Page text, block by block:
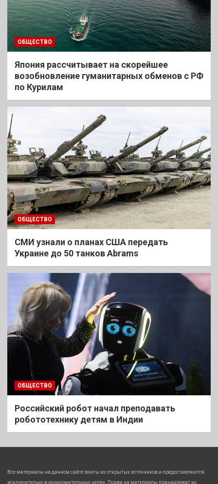
ОБЩЕСТВО
Япония рассчитывает на скорейшее
возобновление гуманитарных обменов с РФ
по Курилам
ОБЩЕСТВО
СМИ узнали о планах США передать
Украине до 50 танков Abrams
ОБЩЕСТВО
Российский робот начал преподавать
робототехнику детям в Индии
Все материалы на данном сайте взяты из открытых источников и предоставляются
исключительно в ознакомительных целях. Права на материалы принадлежат их